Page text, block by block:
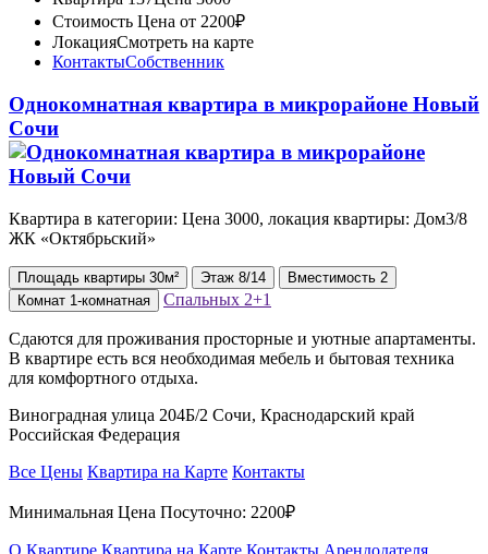
Стоимость Цена от 2200₽
ЛокацияСмотреть на карте
КонтактыСобственник
Однокомнатная квартира в микрорайоне Новый
Сочи
Квартира в категории: Цена 3000, локация квартиры: Дом3/8
ЖК «Октябрьский»
Площадь квартиры 30м² Этаж 8/14 Вместимость 2
Комнат 1-комнатная Спальных 2+1
Сдаются для проживания просторные и уютные апартаменты.
В квартире есть вся необходимая мебель и бытовая техника
для комфортного отдыха.
Виноградная улица 204Б/2 Сочи, Краснодарский край
Российская Федерация
Все Цены Квартира на Карте Контакты
Минимальная Цена Посуточно: 2200₽
О Квартире Квартира на Карте Контакты Арендодателя